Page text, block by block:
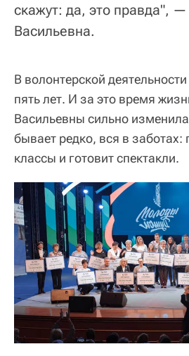
скажут: да, это правда", —
Васильевна.
В волонтерской
пять лет. И за это время
Васильевны сильно
бывает редко, вся в заботах:
классы и готовит спектакли.